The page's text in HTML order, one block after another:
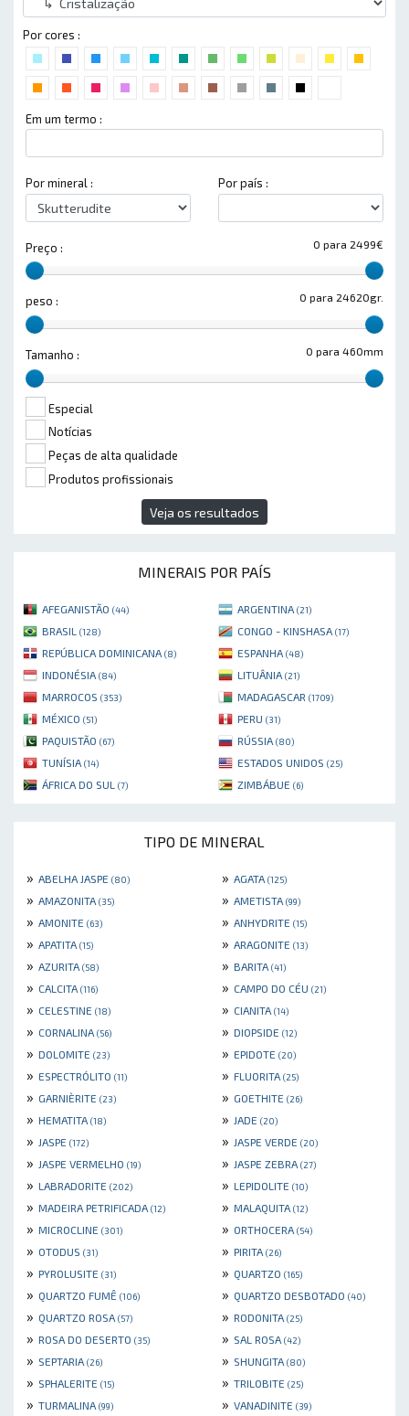
Por cores :
Em um termo :
Por mineral : Por país :
0 para 2499€
Preço :
0 para 24620gr.
peso :
0 para 460mm
Tamanho :
Especial
Notícias
Peças de alta qualidade
Produtos profissionais
Veja os resultados
MINERAIS POR PAÍS
AFEGANISTÃO (44) ARGENTINA (21)
BRASIL (128) CONGO - KINSHASA (17)
REPÚBLICA DOMINICANA (8) ESPANHA (48)
INDONÉSIA (84) LITUÂNIA (21)
MARROCOS (353) MADAGASCAR (1709)
MÉXICO (51) PERU (31)
PAQUISTÃO (67) RÚSSIA (80)
TUNÍSIA (14) ESTADOS UNIDOS (25)
ÁFRICA DO SUL (7) ZIMBÁBUE (6)
TIPO DE MINERAL
» ABELHA JASPE (80) » AGATA (125)
» AMAZONITA (35) » AMETISTA (99)
» AMONITE (63) » ANHYDRITE (15)
» APATITA (15) » ARAGONITE (13)
» AZURITA (58) » BARITA (41)
» CALCITA (116) » CAMPO DO CÉU (21)
» CELESTINE (18) » CIANITA (14)
» CORNALINA (56) » DIOPSIDE (12)
» DOLOMITE (23) » EPIDOTE (20)
» ESPECTRÓLITO (11) » FLUORITA (25)
» GARNIÈRITE (23) » GOETHITE (26)
» HEMATITA (18) » JADE (20)
» JASPE (172) » JASPE VERDE (20)
» JASPE VERMELHO (19) » JASPE ZEBRA (27)
» LABRADORITE (202) » LEPIDOLITE (10)
» MADEIRA PETRIFICADA (12) » MALAQUITA (12)
» MICROCLINE (301) » ORTHOCERA (54)
» OTODUS (31) » PIRITA (26)
» PYROLUSITE (31) » QUARTZO (165)
» QUARTZO FUMÊ (106) » QUARTZO DESBOTADO (40)
» QUARTZO ROSA (57) » RODONITA (25)
» ROSA DO DESERTO (35) » SAL ROSA (42)
» SEPTARIA (26) » SHUNGITA (80)
» SPHALERITE (15) » TRILOBITE (25)
» TURMALINA (99) » VANADINITE (39)